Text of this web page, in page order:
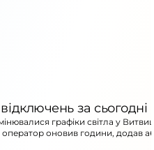
за сьогодні
графіки світла у
оператор оновив години, додав